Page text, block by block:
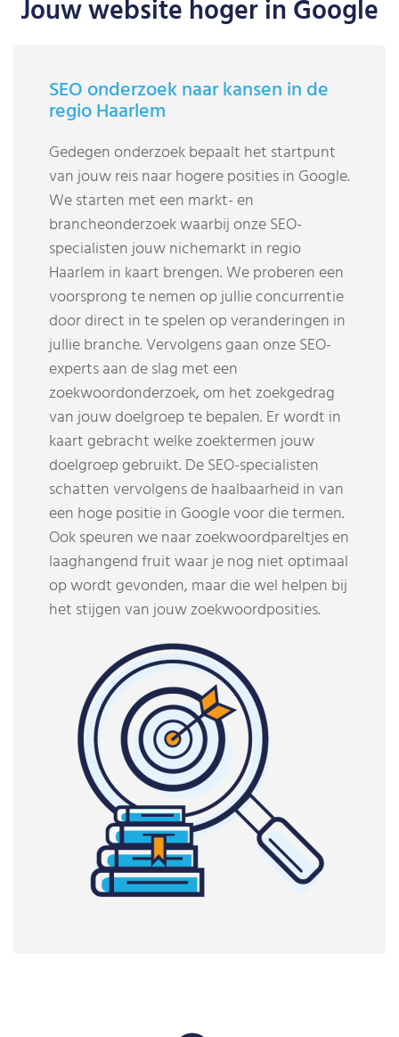
Jouw website hoger in Google
SEO onderzoek naar kansen in de
regio Haarlem
Gedegen onderzoek bepaalt het startpunt
van jouw reis naar hogere posities in Google.
We starten met een markt- en
brancheonderzoek waarbij onze SEO-
specialisten jouw nichemarkt in regio
Haarlem in kaart brengen. We proberen een
voorsprong te nemen op jullie concurrentie
door direct in te spelen op veranderingen in
jullie branche. Vervolgens gaan onze SEO-
experts aan de slag met een
zoekwoordonderzoek, om het zoekgedrag
van jouw doelgroep te bepalen. Er wordt in
kaart gebracht welke zoektermen jouw
doelgroep gebruikt. De SEO-specialisten
schatten vervolgens de haalbaarheid in van
een hoge positie in Google voor die termen.
Ook speuren we naar zoekwoordpareltjes en
laaghangend fruit waar je nog niet optimaal
op wordt gevonden, maar die wel helpen bij
het stijgen van jouw zoekwoordposities.